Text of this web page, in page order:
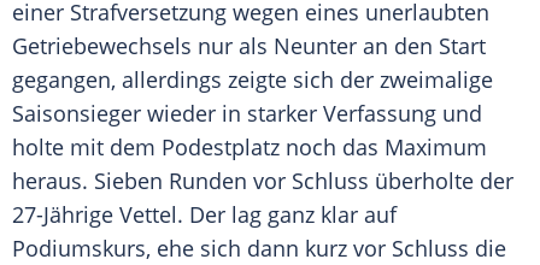
einer Strafversetzung wegen eines unerlaubten
Getriebewechsels nur als Neunter an den Start
gegangen, allerdings zeigte sich der zweimalige
Saisonsieger wieder in starker Verfassung und
holte mit dem Podestplatz noch das Maximum
heraus. Sieben Runden vor Schluss überholte der
27-Jährige Vettel. Der lag ganz klar auf
Podiumskurs, ehe sich dann kurz vor Schluss die